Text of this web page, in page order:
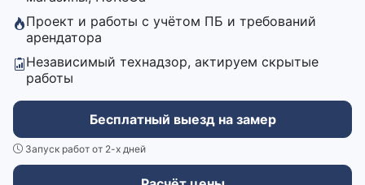
Проект и работы с учётом ПБ и требований
арендатора
Независимый технадзор, актируем скрытые
работы
Бесплатный выезд на замер
Запуск работ от 2-х дней